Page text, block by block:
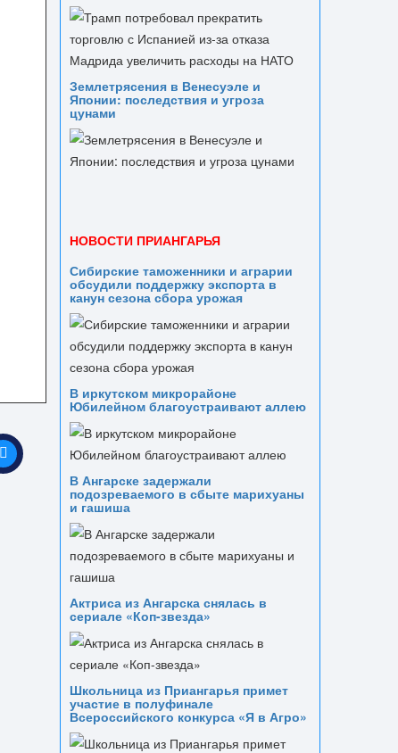
Землетрясения в Венесуэле и
Японии: последствия и угроза
цунами
НОВОСТИ ПРИАНГАРЬЯ
Сибирские таможенники и аграрии
обсудили поддержку экспорта в
канун сезона сбора урожая
В иркутском микрорайоне
Юбилейном благоустраивают аллею
В Ангарске задержали
подозреваемого в сбыте марихуаны
и гашиша
Актриса из Ангарска снялась в
сериале «Коп-звезда»
Школьница из Приангарья примет
участие в полуфинале
Всероссийского конкурса «Я в Агро»